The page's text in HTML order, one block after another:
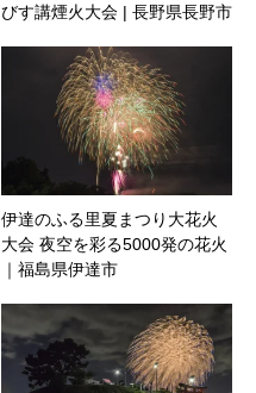
びす講煙火大会 | 長野県長野市
伊達のふる里夏まつり大花火
大会 夜空を彩る5000発の花火
｜福島県伊達市